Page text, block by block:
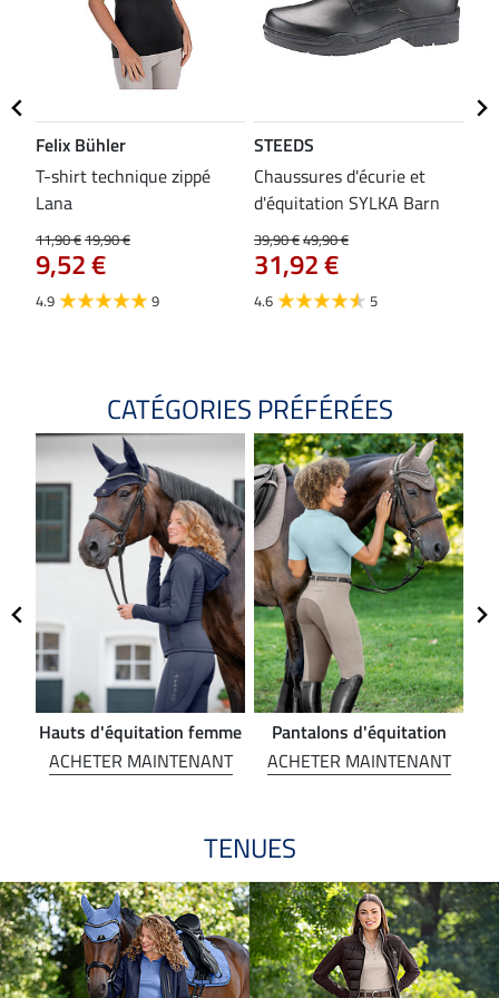
Felix Bühler
T-shirt technique zippé
Lana
11,90 €19,90 €
9,52 €
4.9 9
STEEDS
Chaussures d'écurie et
d'équitation SYLKA Barn
39,90 €49,90 €
31,92 €
4.6 5
CATÉGORIES PRÉFÉRÉES
Hauts d'équitation femme
ACHETER MAINTENANT
Pantalons d'équitation
ACHETER MAINTENANT
TENUES